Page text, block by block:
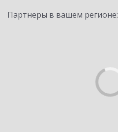
Партнеры в вашем регионе: